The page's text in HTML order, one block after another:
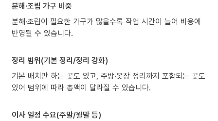
분해·조립 가구 비중
분해·조립이 필요한 가구가 많을수록 작업 시간이 늘어 비용에
반영될 수 있습니다.
정리 범위(기본 정리/정리 강화)
기본 배치만 하는 곳도 있고, 주방·옷장 정리까지 포함되는 곳도
있어 범위에 따라 총액이 달라질 수 있습니다.
이사 일정 수요(주말/월말 등)